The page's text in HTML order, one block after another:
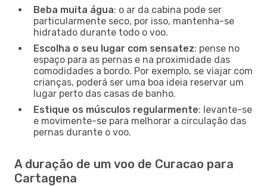
Beba muita água: o ar da cabina pode ser
particularmente seco, por isso, mantenha-se
hidratado durante todo o voo.
Escolha o seu lugar com sensatez: pense no
espaço para as pernas e na proximidade das
comodidades a bordo. Por exemplo, se viajar com
crianças, poderá ser uma boa ideia reservar um
lugar perto das casas de banho.
Estique os músculos regularmente: levante-se
e movimente-se para melhorar a circulação das
pernas durante o voo.
A duração de um voo de Curacao para
Cartagena